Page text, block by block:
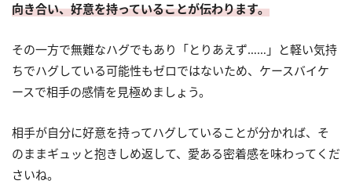
向き合い、好意を持っていることが伝わります。
その一方で無難なハグでもあり「とりあえず……」と軽い気持
ちでハグしている可能性もゼロではないため、ケースバイケ
ースで相手の感情を見極めましょう。
相手が自分に好意を持ってハグしていることが分かれば、そ
のままギュッと抱きしめ返して、愛ある密着感を味わってくだ
さいね。